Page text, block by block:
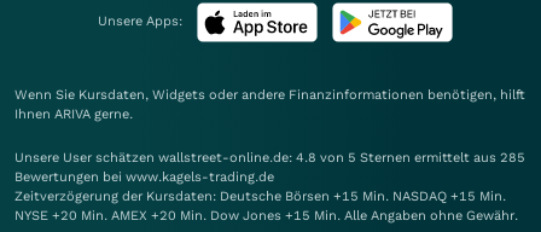
Unsere Apps:
Wenn Sie Kursdaten, Widgets oder andere Finanzinformationen benötigen, hilft
Ihnen ARIVA gerne.
Unsere User schätzen wallstreet-online.de: 4.8 von 5 Sternen ermittelt aus 285
Bewertungen bei www.kagels-trading.de
Zeitverzögerung der Kursdaten: Deutsche Börsen +15 Min. NASDAQ +15 Min.
NYSE +20 Min. AMEX +20 Min. Dow Jones +15 Min. Alle Angaben ohne Gewähr.